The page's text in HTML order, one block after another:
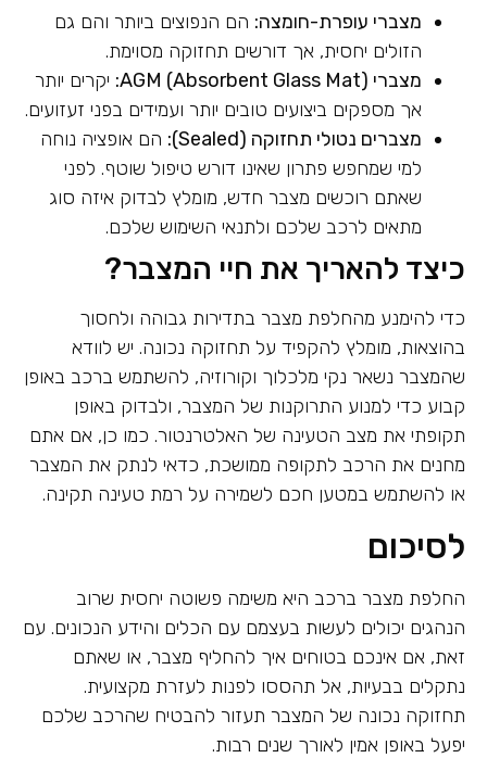
מצברי עופרת-חומצה: הם הנפוצים ביותר והם גם
הזולים יחסית, אך דורשים תחזוקה מסוימת.
מצברי AGM (Absorbent Glass Mat):
יקרים יותר
אך מספקים ביצועים טובים יותר ועמידים בפני זעזועים.
מצברים נטולי תחזוקה (Sealed):
הם אופציה נוחה
למי שמחפש פתרון שאינו דורש טיפול שוטף. לפני
שאתם רוכשים מצבר חדש, מומלץ לבדוק איזה סוג
מתאים לרכב שלכם ולתנאי השימוש שלכם.
כיצד להאריך את חיי המצבר?
כדי להימנע מהחלפת מצבר בתדירות גבוהה ולחסוך
בהוצאות, מומלץ להקפיד על תחזוקה נכונה. יש לוודא
שהמצבר נשאר נקי מלכלוך וקורוזיה, להשתמש ברכב באופן
קבוע כדי למנוע התרוקנות של המצבר, ולבדוק באופן
תקופתי את מצב הטעינה של האלטרנטור. כמו כן, אם אתם
מחנים את הרכב לתקופה ממושכת, כדאי לנתק את המצבר
או להשתמש במטען חכם לשמירה על רמת טעינה תקינה.
לסיכום
החלפת מצבר ברכב היא משימה פשוטה יחסית שרוב
הנהגים יכולים לעשות בעצמם עם הכלים והידע הנכונים. עם
זאת, אם אינכם בטוחים איך להחליף מצבר, או שאתם
נתקלים בבעיות, אל תהססו לפנות לעזרת מקצועית.
תחזוקה נכונה של המצבר תעזור להבטיח שהרכב שלכם
יפעל באופן אמין לאורך שנים רבות.